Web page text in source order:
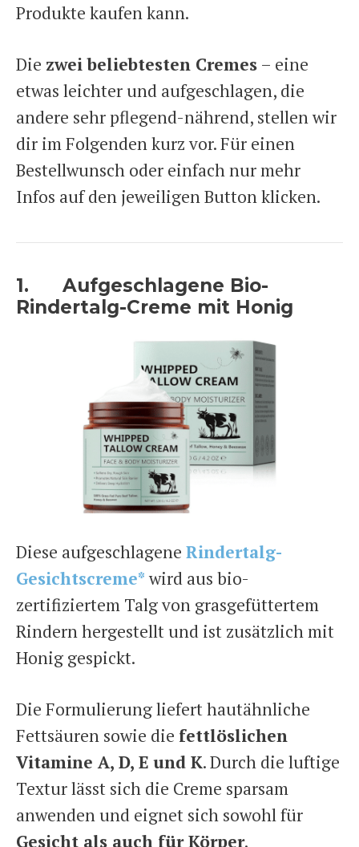
Produkte kaufen kann.
Die zwei beliebtesten Cremes – eine
etwas leichter und aufgeschlagen, die
andere sehr pflegend-nährend, stellen wir
dir im Folgenden kurz vor. Für einen
Bestellwunsch oder einfach nur mehr
Infos auf den jeweiligen Button klicken.
1. Aufgeschlagene Bio-
Rindertalg-Creme mit Honig
Diese aufgeschlagene Rindertalg-
Gesichtscreme*wird aus bio-
zertifiziertem Talg von grasgefüttertem
Rindern hergestellt und ist zusätzlich mit
Honig gespickt.
Die Formulierung liefert hautähnliche
Fettsäuren sowie die fettlöslichen
Vitamine A, D, E und K. Durch die luftige
Textur lässt sich die Creme sparsam
anwenden und eignet sich sowohl für
Gesicht als auch für Körper.